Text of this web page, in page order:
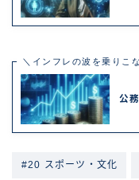
＼インフレの波を乗りこ
公
#20 スポーツ・文化